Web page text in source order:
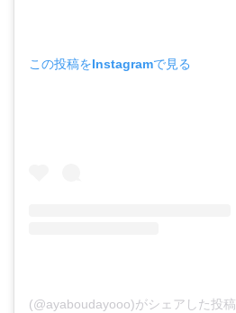
この投稿をInstagramで見る
(@ayaboudayooo)がシェアした投稿